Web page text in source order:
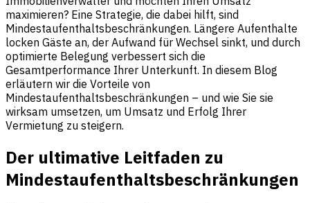
maximieren? Eine Strategie, die dabei hilft, sind
Mindestaufenthaltsbeschränkungen. Längere Aufenthalte
locken Gäste an, der Aufwand für Wechsel sinkt, und durch
optimierte Belegung verbessert sich die
Gesamtperformance Ihrer Unterkunft. In diesem Blog
erläutern wir die Vorteile von
Mindestaufenthaltsbeschränkungen – und wie Sie sie
wirksam umsetzen, um Umsatz und Erfolg Ihrer
Vermietung zu steigern.
Der ultimative Leitfaden zu
Mindestaufenthaltsbeschränkungen